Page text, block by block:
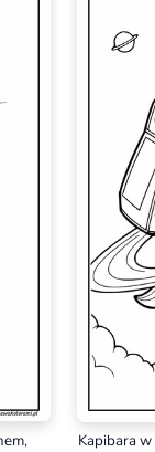
Kapibara